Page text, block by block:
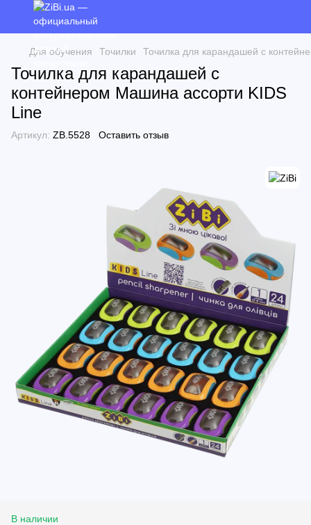
Для обучения Точилки Точилка для карандашей с
Точилка для карандашей с
контейнером Машина ассорти KIDS
Line
Артикул: ZB.5528 Оставить отзыв
В наличии